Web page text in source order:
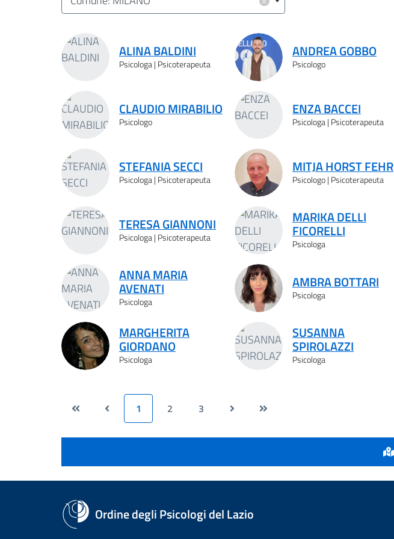
Risultati ricerca
ALINA BALDINI
Psicologa | Psicoterapeuta
ANDREA GOBBO
Psicologo
CLAUDIO MIRABILIO
Psicologo
ENZA BACCEI
Psicologa | Psicoterapeuta
STEFANIA SECCI
Psicologa | Psicoterapeuta
MITJA HORST FEHR
Psicologo | Psicoterapeuta
TERESA GIANNONI
Psicologa | Psicoterapeuta
MARIKA DELLI
FICORELLI
Psicologa
ANNA MARIA
AVENATI
Psicologa
AMBRA BOTTARI
Psicologa
MARGHERITA
GIORDANO
Psicologa
SUSANNA
SPIROLAZZI
Psicologa
1 2 3
Ordine degli Psicologi del Lazio